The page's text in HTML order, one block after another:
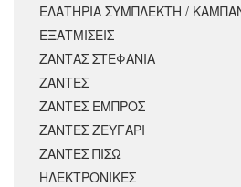
ΕΛΑΤΗΡΙΑ ΣΥΜΠΛΕΚΤΗ /
ΕΞΑΤΜΙΣΕΙΣ
ΖΑΝΤΑΣ ΣΤΕΦΑΝΙΑ
ΖΑΝΤΕΣ
ΖΑΝΤΕΣ ΕΜΠΡΟΣ
ΖΑΝΤΕΣ ΖΕΥΓΑΡΙ
ΖΑΝΤΕΣ ΠΙΣΩ
ΗΛΕΚΤΡΟΝΙΚΕΣ